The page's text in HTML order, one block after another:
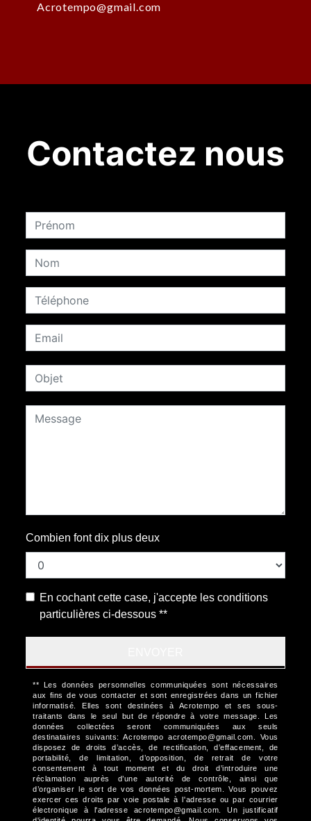
acrotempo@gmail.com
Contactez nous
Combien font dix plus deux
En cochant cette case, j'accepte les conditions
particulières ci-dessous **
** Les données personnelles communiquées sont nécessaires
aux fins de vous contacter et sont enregistrées dans un fichier
informatisé. Elles sont destinées à Acrotempo et ses sous-
traitants dans le seul but de répondre à votre message. Les
données collectées seront communiquées aux seuls
destinataires suivants: Acrotempo acrotempo@gmail.com. Vous
disposez de droits d’accès, de rectification, d’effacement, de
portabilité, de limitation, d’opposition, de retrait de votre
consentement à tout moment et du droit d’introduire une
réclamation auprès d’une autorité de contrôle, ainsi que
d’organiser le sort de vos données post-mortem. Vous pouvez
exercer ces droits par voie postale à l'adresse ou par courrier
électronique à l'adresse acrotempo@gmail.com. Un justificatif